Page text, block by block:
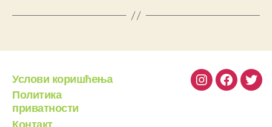
Услови коришћења
Политика
приватности
Контакт
Instagram
Facebook